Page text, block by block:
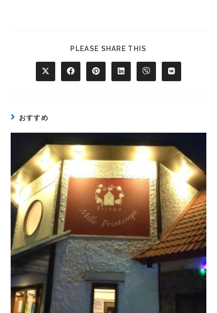
PLEASE SHARE THIS
おすすめ